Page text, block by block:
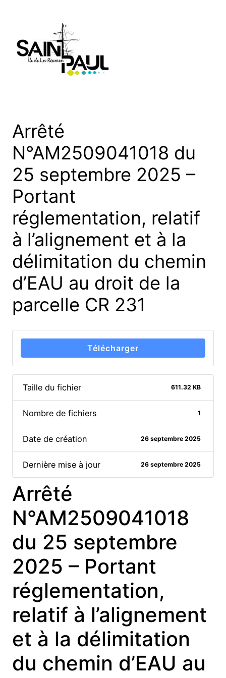
Arrêté
N°AM2509041018 du
25 septembre 2025 –
Portant
réglementation, relatif
à l’alignement et à la
délimitation du chemin
d’EAU au droit de la
parcelle CR 231
Télécharger
Taille du fichier 611.32 KB
Nombre de fichiers 1
Date de création 26 septembre 2025
Dernière mise à jour 26 septembre 2025
Arrêté
N°AM2509041018
du 25 septembre
2025 – Portant
réglementation,
relatif à l’alignement
et à la délimitation
du chemin d’EAU au